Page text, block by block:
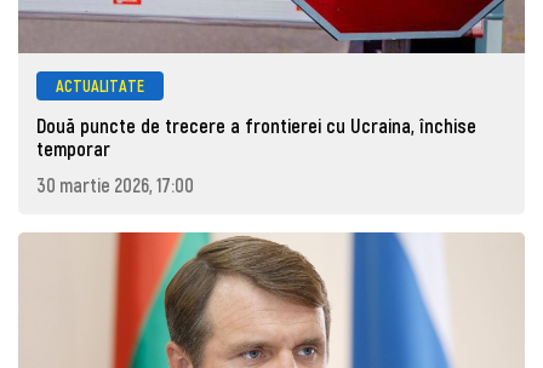
ACTUALITATE
Două puncte de trecere a frontierei cu Ucraina, închise
temporar
30 martie 2026, 17:00